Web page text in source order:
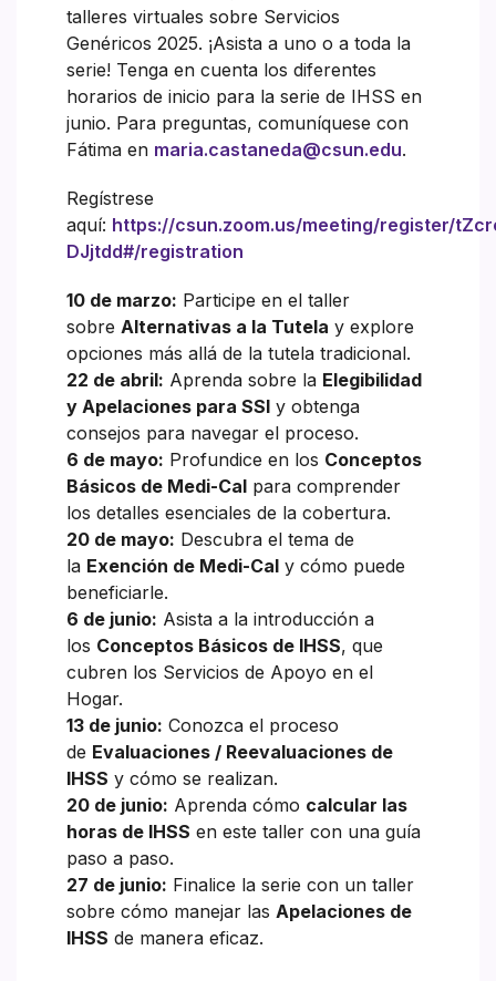
talleres virtuales sobre Servicios
Genéricos 2025. ¡Asista a uno o a toda la
serie! Tenga en cuenta los diferentes
horarios de inicio para la serie de IHSS en
junio. Para preguntas, comuníquese con
Fátima en maria.castaneda@csun.edu.
Regístrese
aquí: https://csun.zoom.us/meeting/register/
DJjtdd#/registration
10 de marzo: Participe en el taller
sobre Alternativas a la Tutela y explore
opciones más allá de la tutela tradicional.
22 de abril: Aprenda sobre la Elegibilidad
y Apelaciones para SSI y obtenga
consejos para navegar el proceso.
6 de mayo: Profundice en los Conceptos
Básicos de Medi-Cal para comprender
los detalles esenciales de la cobertura.
20 de mayo: Descubra el tema de
la Exención de Medi-Cal y cómo puede
beneficiarle.
6 de junio: Asista a la introducción a
los Conceptos Básicos de IHSS, que
cubren los Servicios de Apoyo en el
Hogar.
13 de junio: Conozca el proceso
de Evaluaciones / Reevaluaciones de
IHSS y cómo se realizan.
20 de junio: Aprenda cómo calcular las
horas de IHSS en este taller con una guía
paso a paso.
27 de junio: Finalice la serie con un taller
sobre cómo manejar las Apelaciones de
IHSS de manera eficaz.